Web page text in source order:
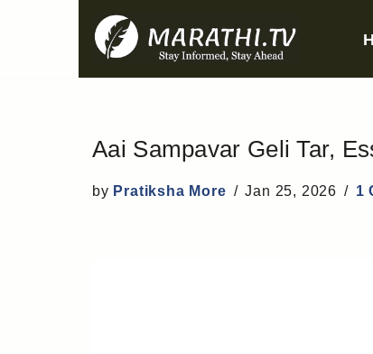
Aai Sampavar Geli Tar,
by Pratiksha More Jan 25, 2026 1